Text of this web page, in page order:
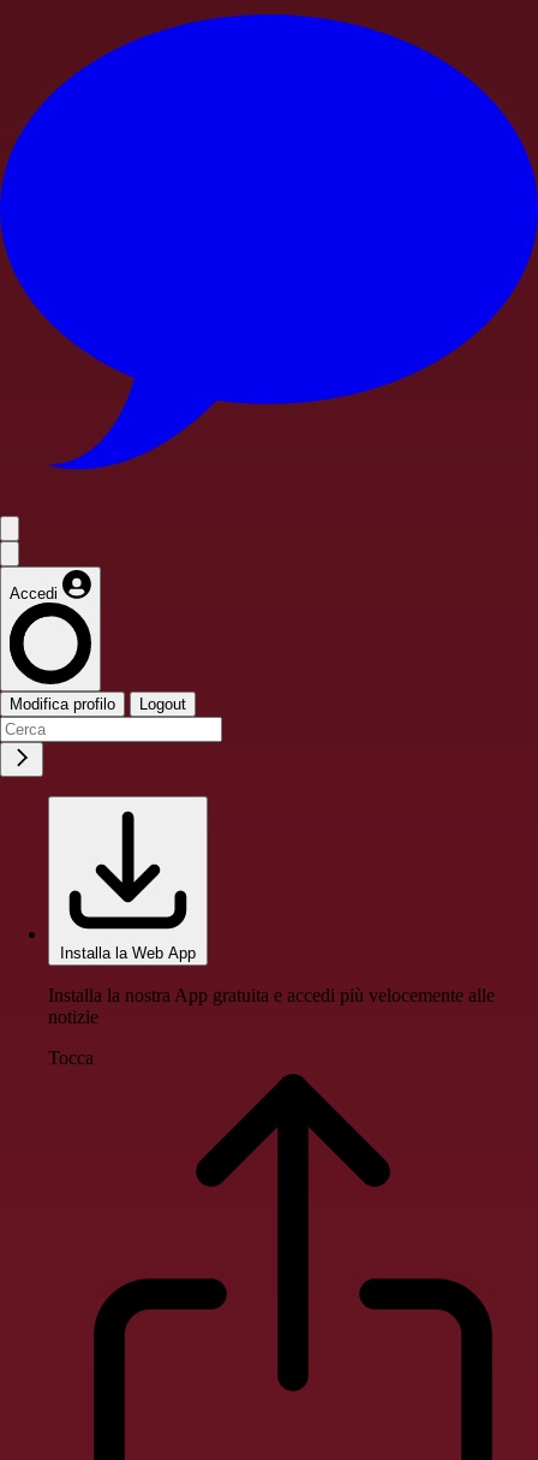
Accedi
Modifica profilo Logout
Installa la Web App
Installa la nostra App gratuita e accedi più velocemente alle
notizie
Tocca